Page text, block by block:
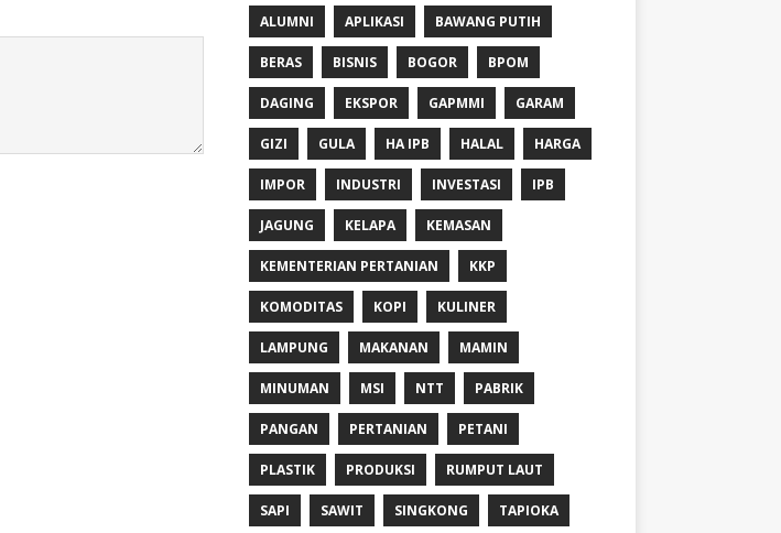
ALUMNI APLIKASI BAWANG PUTIH
BERAS BISNIS BOGOR BPOM
DAGING EKSPOR GAPMMI GARAM
GIZI GULA HA IPB HALAL HARGA
IMPOR INDUSTRI INVESTASI IPB
JAGUNG KELAPA KEMASAN
KEMENTERIAN PERTANIAN KKP
KOMODITAS KOPI KULINER
LAMPUNG MAKANAN MAMIN
MINUMAN MSI NTT PABRIK
PANGAN PERTANIAN PETANI
PLASTIK PRODUKSI RUMPUT LAUT
SAPI SAWIT SINGKONG TAPIOKA